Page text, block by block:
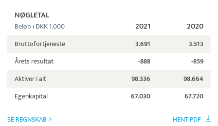
NØGLETAL
Beløb i DKK 1.000 2021 2020
Bruttofortjeneste 3.691
3.513
Årets resultat
-888
-859
Aktiver i alt
98.336
98.664
Egenkapital
67.030 67.720
SE REGNSKAB HENT PDF